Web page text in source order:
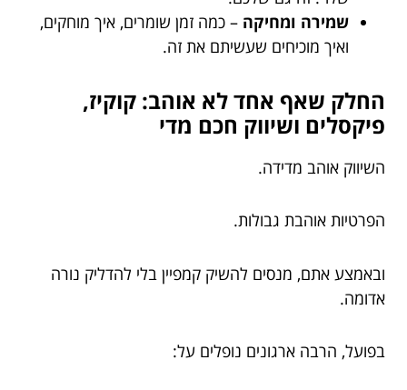
שמירה ומחיקה – כמה זמן שומרים, איך מוחקים,
ואיך מוכיחים שעשיתם את זה.
החלק שאף אחד לא אוהב: קוקיז,
פיקסלים ושיווק חכם מדי
השיווק אוהב מדידה.
הפרטיות אוהבת גבולות.
ובאמצע אתם, מנסים להשיק קמפיין בלי להדליק נורה
אדומה.
בפועל, הרבה ארגונים נופלים על: